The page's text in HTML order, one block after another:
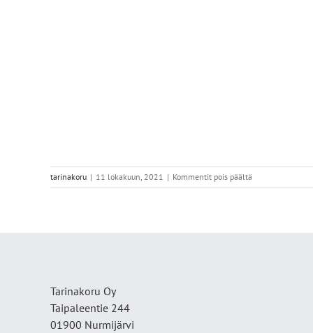
tarinakoru | 11 lokakuun, 2021 | Kommentit pois päältä
ED0FBB3D-
Tarinakoru Oy
Taipaleentie 244
01900 Nurmijärvi